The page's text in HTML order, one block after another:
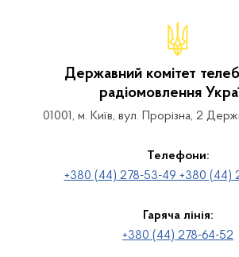
Державний комітет
радіомовлення
01001, м. Київ, вул. Прорізна, 2
Телефони:
+380 (44) 278-53-49 +380 (44)
Гаряча лінія:
+380 (44) 278-64-52